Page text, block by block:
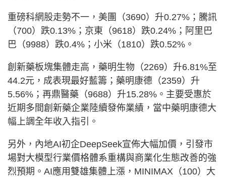
重磅科網股走勢不一，美團（3690）升0.27%；騰訊
（700）跌0.13%；京東（9618）跌0.24%；阿里巴
巴（9988）跌0.4%；小米（1810）跌0.52%。
創新藥板塊集體走高，藥明生物（2269）升6.81%至
44.2元，成表現最好藍籌；藥明康德（2359）升
5.56%；再鼎醫藥（9688）升15.28%。主要受惠於
近期多間創新藥企業陸續發佈業績，當中藥明康德大
幅上調全年收入指引。
另外，內地AI初企DeepSeek宣佈大幅加價，引發市
場對大模型行業價格體系重構與商業化生態改善的強
烈預期。AI應用雙雄集體上漲，MINIMAX（100）大